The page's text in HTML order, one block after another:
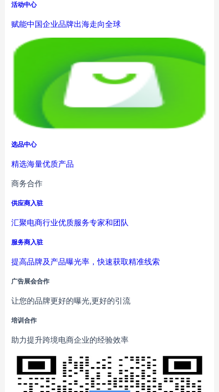
活动中心
赋能中国企业品牌出海走向全球
选品中心
精选海量优质产品
商务合作
供应商入驻
汇聚电商行业优质服务专家和团队
服务商入驻
提高品牌及产品曝光率，快速获取精准线索
广告展会合作
让您的品牌更好的曝光,更好的引流
培训合作
助力提升跨境电商企业的经验效率